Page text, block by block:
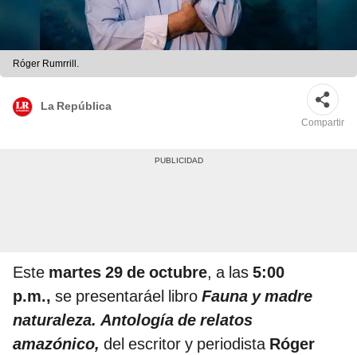
Róger Rumrrill.
La República
Compartir
Este martes 29 de octubre, a las 5:00
p.m., se presentaráel libro Fauna y madre
naturaleza. Antología de relatos
amazónico, del escritor y periodista Róger